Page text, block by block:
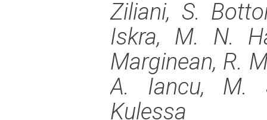
Ziliani, S.
Iskra, M. N.
Marginean, R.
A. Iancu, M.
Kulessa